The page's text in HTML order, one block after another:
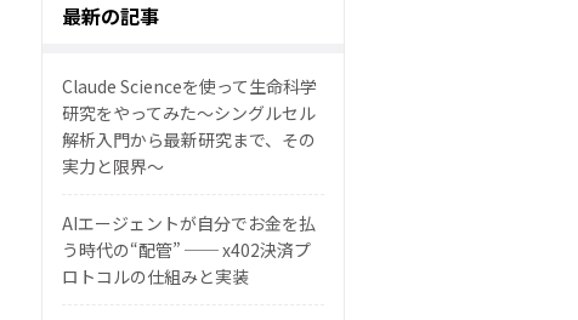
最新の記事
Claude Scienceを使って生命科学
研究をやってみた〜シングルセル
解析入門から最新研究まで、その
実力と限界〜
AIエージェントが自分でお金を払
う時代の“配管” ── x402決済プ
ロトコルの仕組みと実装